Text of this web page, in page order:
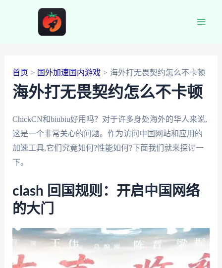
首页 国外加速国内游戏 海外打无畏契约怎么不卡顿
海外打无畏契约怎么不卡顿
ChickCN和biubiu好用吗？对于许多身处海外的华人来说,
这是一个非常关心的问题。作为访问中国网站和应用的
加速工具,它们究竟如何?性能如何?下面我们就来探讨一
下。
clash 回国规则：开启中国网络
的大门